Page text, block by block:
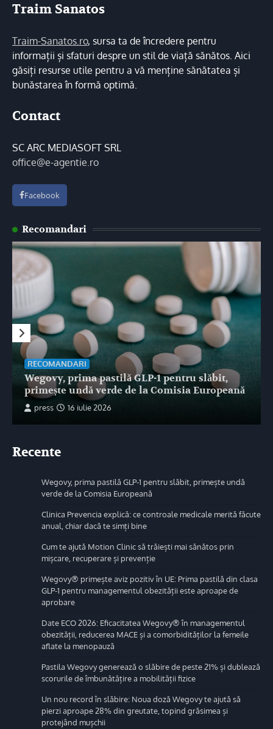
Traim Sanatos
Traim-Sanatos.ro, sursa ta de încredere pentru
informații și sfaturi despre un stil de viață sănătos. Aici
găsiți resurse utile pentru a vă menține sănătatea și
bunăstarea în formă optimă.
Contact
SC ARC MEDIASOFT SRL
office@e-agentie.ro
Facebook
Recomandari
RECOMANDARI
Wegovy, prima pastilă GLP-1 pentru slăbit,
primește undă verde de la Comisia Europeană
press 16 iulie 2026
Recente
Wegovy, prima pastilă GLP-1 pentru slăbit, primește undă
verde de la Comisia Europeană
Clinica Prevencia explică: ce controale medicale merită făcute
anual, chiar dacă te simți bine
Cum te ajută Motion Clinic să trăiești mai sănătos prin
mișcare, recuperare și prevenție
Wegovy® primește aviz pozitiv în UE: Prima pastilă din clasa
GLP-1 pentru managementul obezității este aproape de
aprobare
Date ECO 2026: Eficacitatea Wegovy® în managementul
obezității, reducerea MACE și a comorbidităților la femeile
aflate la menopauză
Pastila Wegovy generează o slăbire de peste 21% și dublează
scorurile de îmbunătățire a mobilității fizice
Un nou record în slăbire: Noua doză Wegovy te ajută să
pierzi aproape 28% din greutate, topind grăsimea și
protejând mușchii